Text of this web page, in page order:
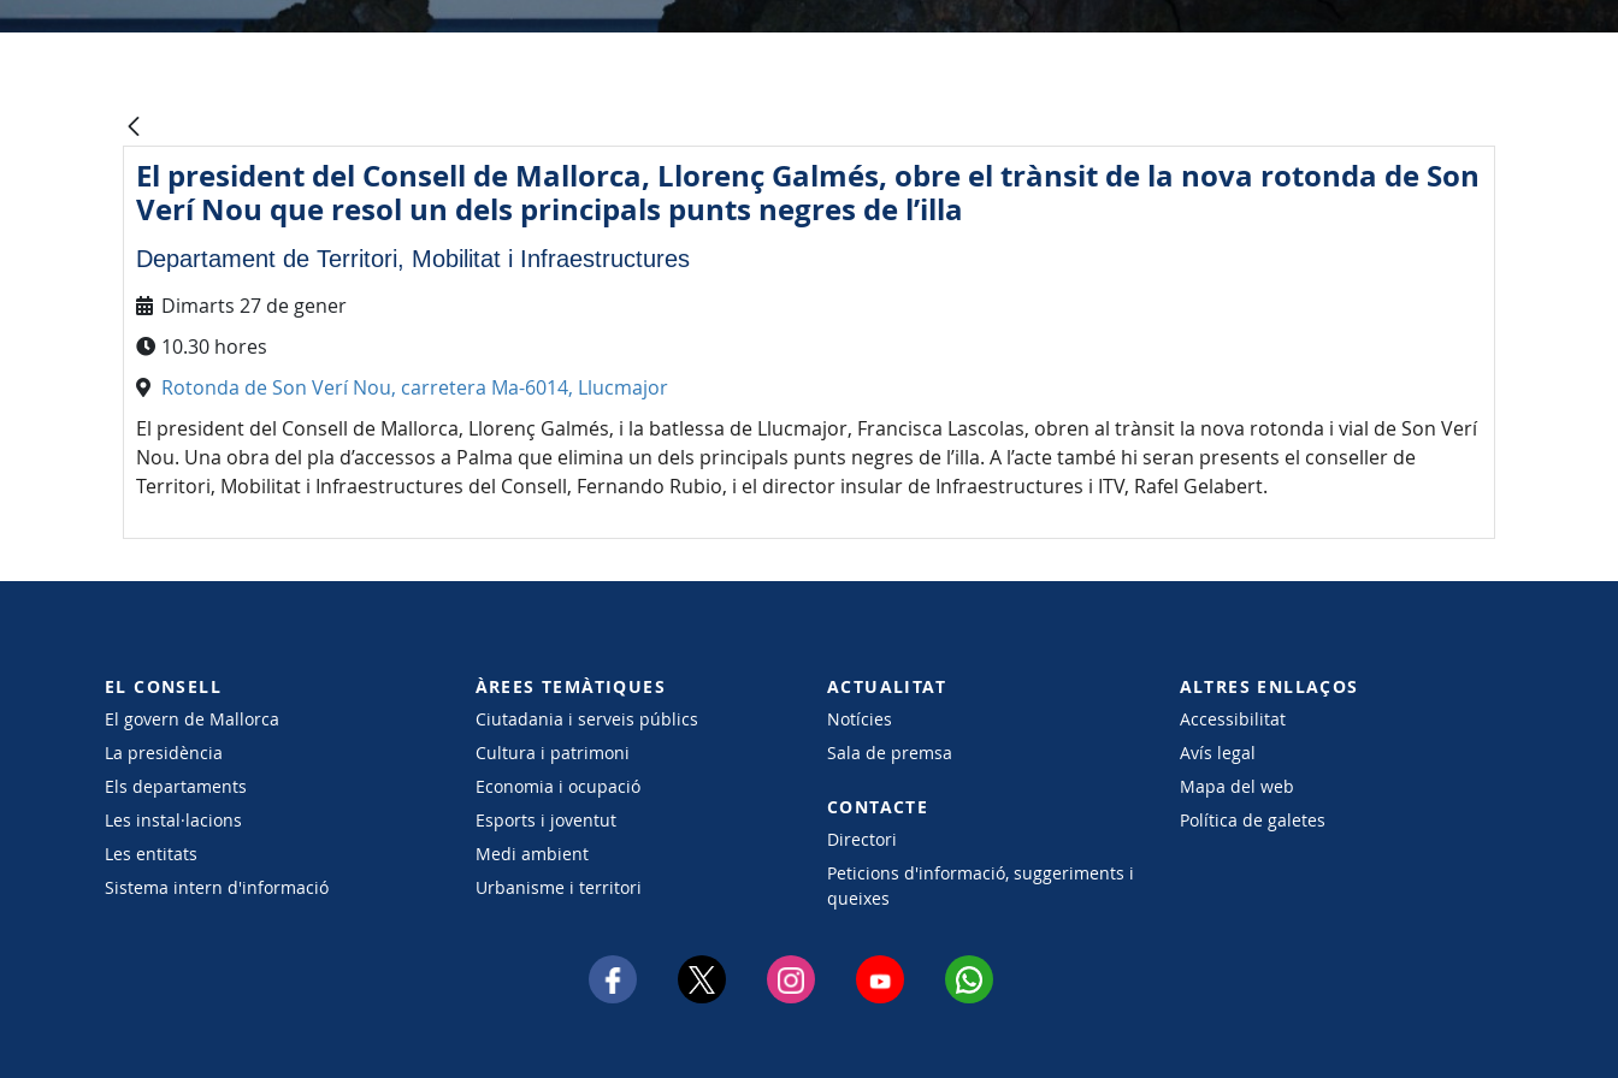
El president del Consell de Mallorca, Llorenç Galmés, obre el trànsit de la nova rotonda de Son
Verí Nou que resol un dels principals punts negres de l’illa
Departament de Territori, Mobilitat i Infraestructures
Dimarts 27 de gener
10.30 hores
Rotonda de Son Verí Nou, carretera Ma-6014, Llucmajor
El president del Consell de Mallorca, Llorenç Galmés, i la batlessa de Llucmajor, Francisca Lascolas, obren al trànsit la nova rotonda i vial de Son Verí
Nou. Una obra del pla d’accessos a Palma que elimina un dels principals punts negres de l’illa. A l’acte també hi seran presents el conseller de
Territori, Mobilitat i Infraestructures del Consell, Fernando Rubio, i el director insular de Infraestructures i ITV, Rafel Gelabert.
EL CONSELL
El govern de Mallorca
La presidència
Els departaments
Les instal·lacions
Les entitats
Sistema intern d'informació
ÀREES TEMÀTIQUES
Ciutadania i serveis públics
Cultura i patrimoni
Economia i ocupació
Esports i joventut
Medi ambient
Urbanisme i territori
ACTUALITAT
Notícies
Sala de premsa
CONTACTE
Directori
Peticions d'informació, suggeriments i
queixes
ALTRES ENLLAÇOS
Accessibilitat
Avís legal
Mapa del web
Política de galetes